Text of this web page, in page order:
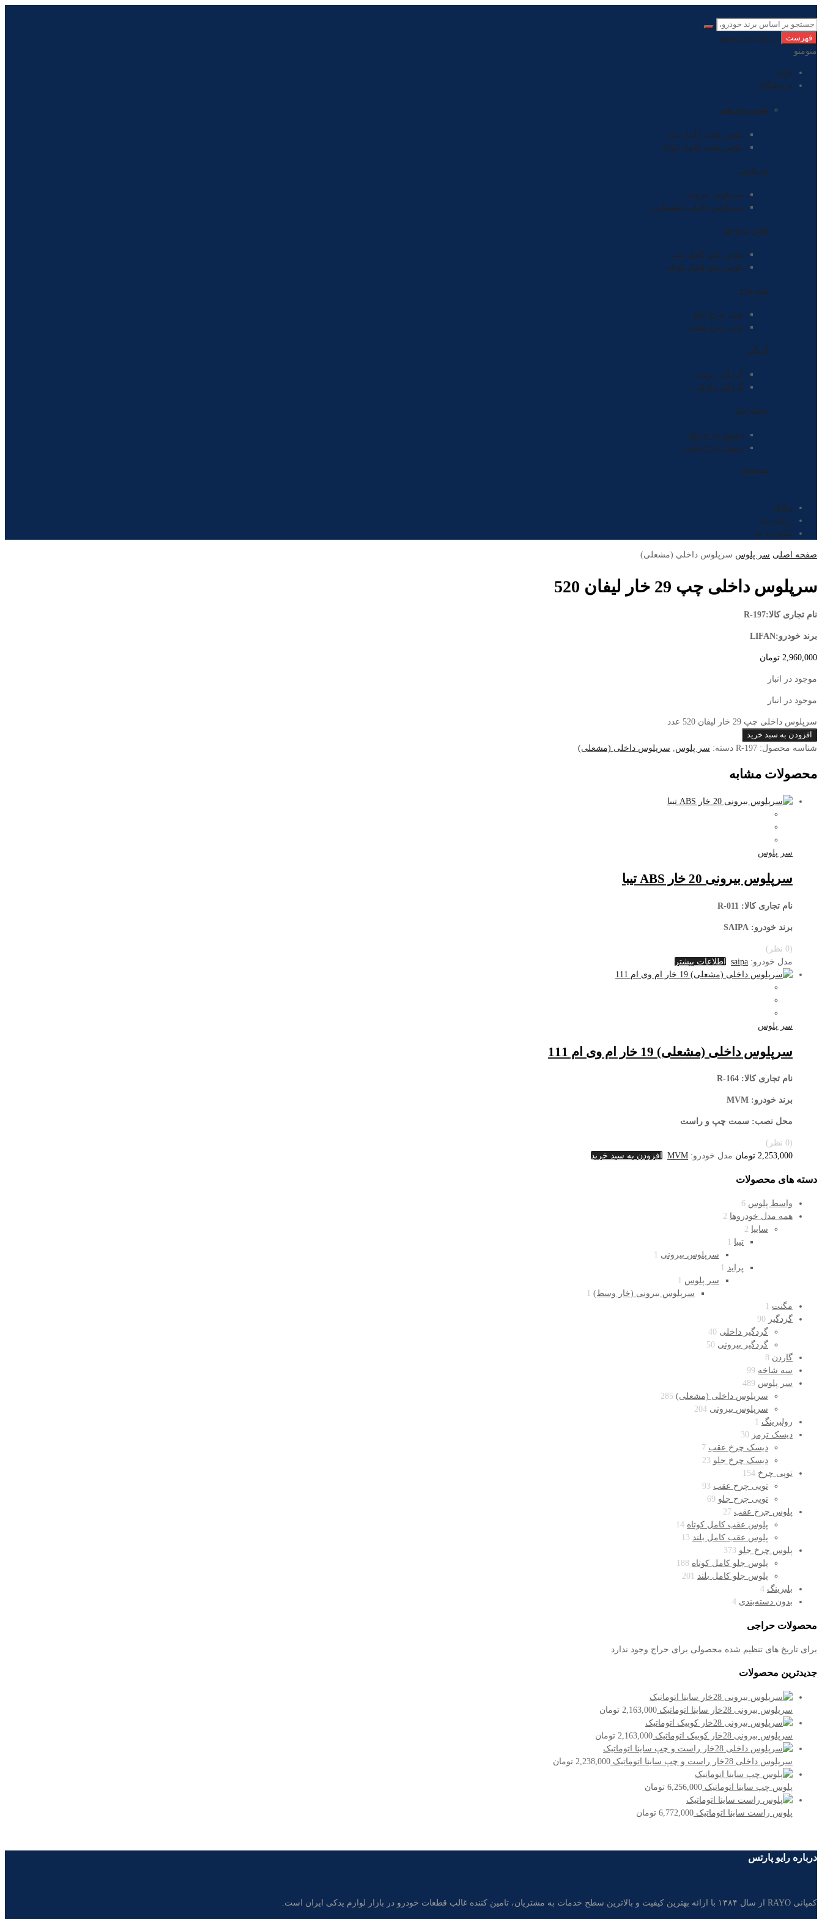
فهرست
رد دادن به نوشته
منومنو
خانه
فروشگاه
پلوس چرخ عقب
پلوس عقب کامل بلند
پلوس عقب کامل کوتاه
سر پلوس
سرپلوس بیرونی
سرپلوس داخلی (مشعلی)
پلوس چرخ جلو
پلوس جلو کامل بلند
پلوس جلو کامل کوتاه
توپی چرخ
توپی چرخ جلو
توپی چرخ عقب
گردگیر
گردگیر بیرونی
گردگیر داخلی
دیسک ترمز
دیسک چرخ جلو
دیسک چرخ عقب
سه شاخه
وبلاگ
درباره ما
تماس با ما
صفحه اصلی سر پلوس سرپلوس داخلی (مشعلی)
سرپلوس داخلی چپ 29 خار لیفان 520
نام تجاری کالا:R-197
برند خودرو:LIFAN
2,960,000 تومان
موجود در انبار
موجود در انبار
سرپلوس داخلی چپ 29 خار لیفان 520 عدد
افزودن به سبد خرید
شناسه محصول: R-197 دسته: سر پلوس سرپلوس داخلی (مشعلی)
محصولات مشابه
سر پلوس
سرپلوس بیرونی 20 خار ABS تیبا
نام تجاری کالا: R-011
برند خودرو: SAIPA
(0 نظر)
مدل خودرو: saipa اطلاعات بیشتر
سر پلوس
سرپلوس داخلی (مشعلی) 19 خار ام وی ام 111
نام تجاری کالا: R-164
برند خودرو: MVM
محل نصب: سمت چپ و راست
(0 نظر)
2,253,000 تومان مدل خودرو: MVM افزودن به سبد خرید
دسته های محصولات
واسط پلوس 6
همه مدل خودروها 2
سایپا 2
تیبا 1
سرپلوس بیرونی 1
پراید 1
سر پلوس 1
سرپلوس بیرونی (خار وسط) 1
مگنت 1
گردگیر 90
گردگیر داخلی 40
گردگیر بیرونی 50
گاردن 8
سه شاخه 99
سر پلوس 489
سرپلوس داخلی (مشعلی) 285
سرپلوس بیرونی 204
رولبرینگ 1
دیسک ترمز 30
دیسک چرخ عقب 7
دیسک چرخ جلو 23
توپی چرخ 154
توپی چرخ عقب 93
توپی چرخ جلو 69
پلوس چرخ عقب 27
پلوس عقب کامل کوتاه 14
پلوس عقب کامل بلند 13
پلوس چرخ جلو 373
پلوس جلو کامل کوتاه 188
پلوس جلو کامل بلند 201
بلبرینگ 4
بدون دسته‌بندی 4
محصولات حراجی
برای تاریخ های تنظیم شده محصولی برای حراج وجود ندارد
جدیدترین محصولات
سرپلوس بیرونی 28خار ساینا اتوماتیک 2,163,000 تومان
سرپلوس بیرونی 28خار کوییک اتوماتیک 2,163,000 تومان
سرپلوس داخلی 28خار راست و چپ ساینا اتوماتیک 2,238,000 تومان
پلوس چپ ساینا اتوماتیک 6,256,000 تومان
پلوس راست ساینا اتوماتیک 6,772,000 تومان
درباره رایو پارتس
کمپانی RAYO از سال ۱۳۸۴ با ارائه بهترین کیفیت و بالاترین سطح خدمات به مشتریان، تامین کننده غالب قطعات خودرو در بازار لوازم یدکی ایران است.